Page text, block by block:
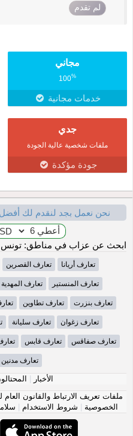
لم تقدم
مجاني
100%
خدمات مجانية
جدي
ملفات شخصية عالية الجودة
جودة مؤكدة
نحن نعمل بجد لنقدم لك
ابحث عن عزاب في مناطق: تونس
تعارف أريانا تعارف القصرين
تعارف المنستير تعارف المهدية
تعارف بنزرت تعارف تطاوين
تعارف زغوان تعارف سليانة
تعارف صفاقس تعارف قابس
تعارف مدنين
الأخبار |
ملفات تعريف الارتباط والقانون العام
الخصوصية | شروط الاستخدام |